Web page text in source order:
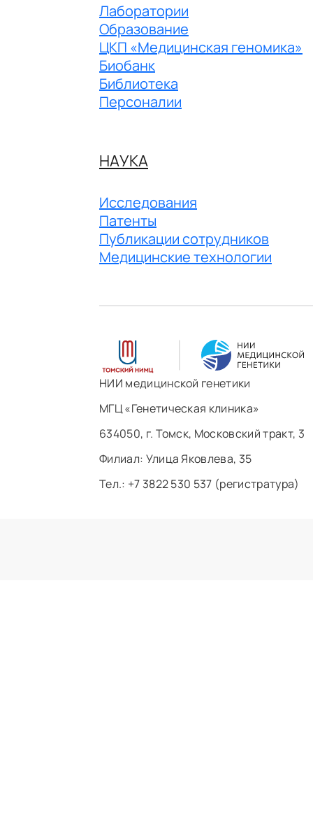
Лаборатории
Образование
ЦКП «Медицинская геномика»
Биобанк
Библиотека
Персоналии
НАУКА
Исследования
Патенты
Публикации сотрудников
Медицинские технологии
НИИ медицинской генетики
МГЦ «Генетическая клиника»
634050, г. Томск, Московский тракт, 3
Филиал: ​Улица Яковлева, 35
Тел.: +7 3822 530 537 (регистратура)